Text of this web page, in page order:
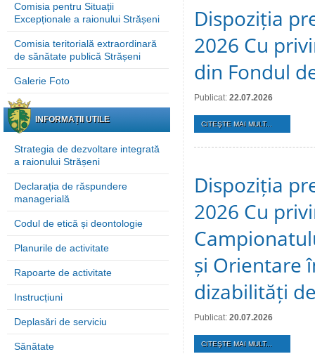
Comisia pentru Situații
Excepționale a raionului Strășeni
Comisia teritorială extraordinară
de sănătate publică Strășeni
Galerie Foto
INFORMAȚII UTILE
Strategia de dezvoltare integrată
a raionului Strășeni
Declarația de răspundere
managerială
Codul de etică și deontologie
Planurile de activitate
Rapoarte de activitate
Instrucțiuni
Deplasări de serviciu
Sănătate
Dispoziția
2026 Cu
din Fondul
Publicat: 22.07.2026
CITEŞTE MAI MULT...
Dispoziția
2026 Cu
și Orientare
dizabilități
Publicat: 20.07.2026
CITEŞTE MAI MULT...